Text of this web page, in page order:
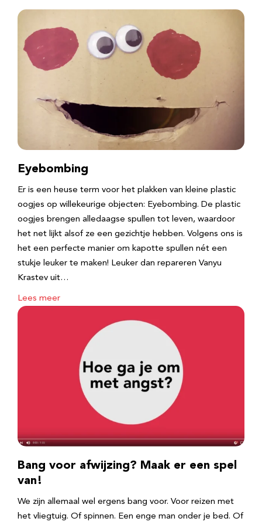
Eyebombing
Er is een heuse term voor het plakken van kleine plastic
oogjes op willekeurige objecten: Eyebombing. De plastic
oogjes brengen alledaagse spullen tot leven, waardoor
het net lijkt alsof ze een gezichtje hebben. Volgens ons is
het een perfecte manier om kapotte spullen nét een
stukje leuker te maken! Leuker dan repareren Vanyu
Krastev uit…
Lees meer
Bang voor afwijzing? Maak er een spel
van!
We zijn allemaal wel ergens bang voor. Voor reizen met
het vliegtuig. Of spinnen. Een enge man onder je bed. Of